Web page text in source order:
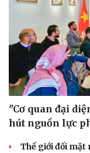
"Cơ quan đại
hút nguồn lực
Thế giới đối mặt